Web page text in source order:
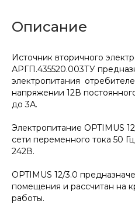
Описание
Источник вторичного
АРГП.435520.003ТУ
электропитания
напряжении 12В
до 3А.
Электропитание OPTIMUS
сети переменного тока 50
242В.
OPTIMUS 12/3.0
помещения и рассчитан на
работы.